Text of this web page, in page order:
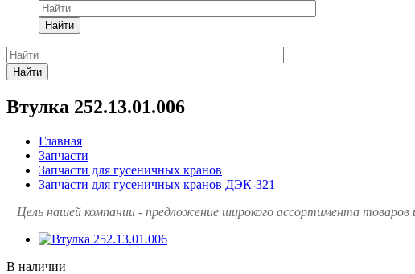
Найти
Найти
Втулка 252.13.01.006
Главная
Запчасти
Запчасти для гусеничных кранов
Запчасти для гусеничных кранов ДЭК-321
Цель нашей компании - предложение широкого ассортимента товаров
В наличии